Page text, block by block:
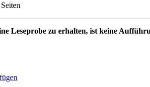
Leseprobe zu erhalten, ist keine